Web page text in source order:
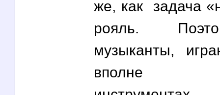
же, как задача
рояль.
музыканты,
вполне